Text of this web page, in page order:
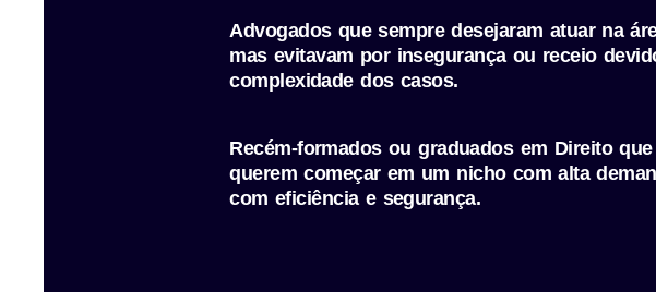
Advogados que sempre desejaram atuar na
mas evitavam por insegurança ou receio
complexidade dos casos.​
Recém-formados ou graduados em Direito
querem começar em um nicho com alta
com eficiência e segurança.​